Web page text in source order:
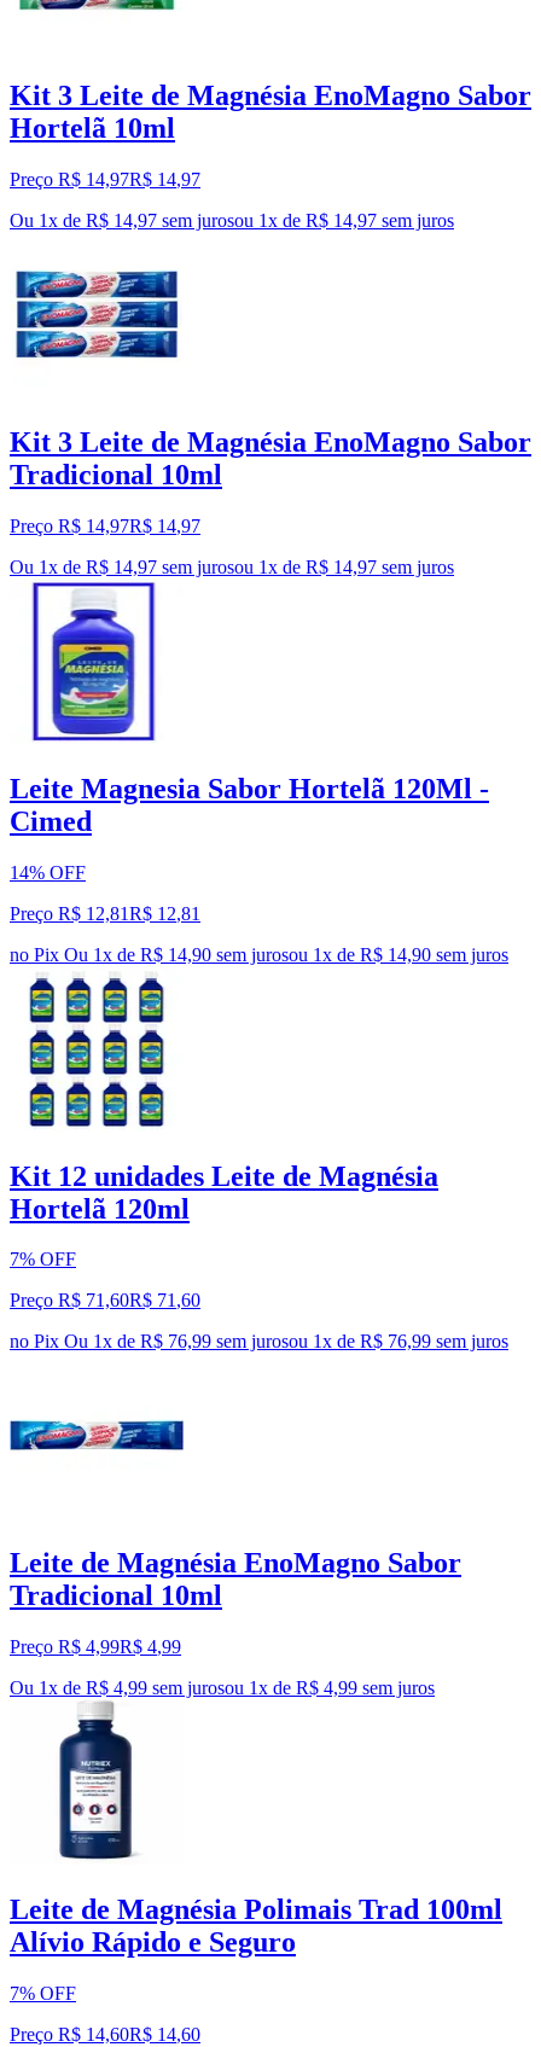
Kit 3 Leite de Magnésia EnoMagno Sabor
Hortelã 10ml
Preço R$ 14,97R$ 14,97
Ou 1x de R$ 14,97 sem jurosou 1x de R$ 14,97 sem juros
Kit 3 Leite de Magnésia EnoMagno Sabor
Tradicional 10ml
Preço R$ 14,97R$ 14,97
Ou 1x de R$ 14,97 sem jurosou 1x de R$ 14,97 sem juros
Leite Magnesia Sabor Hortelã 120Ml -
Cimed
14% OFF
Preço R$ 12,81R$ 12,81
no Pix Ou 1x de R$ 14,90 sem jurosou 1x de R$ 14,90 sem juros
Kit 12 unidades Leite de Magnésia
Hortelã 120ml
7% OFF
Preço R$ 71,60R$ 71,60
no Pix Ou 1x de R$ 76,99 sem jurosou 1x de R$ 76,99 sem juros
Leite de Magnésia EnoMagno Sabor
Tradicional 10ml
Preço R$ 4,99R$ 4,99
Ou 1x de R$ 4,99 sem jurosou 1x de R$ 4,99 sem juros
Leite de Magnésia Polimais Trad 100ml
Alívio Rápido e Seguro
7% OFF
Preço R$ 14,60R$ 14,60